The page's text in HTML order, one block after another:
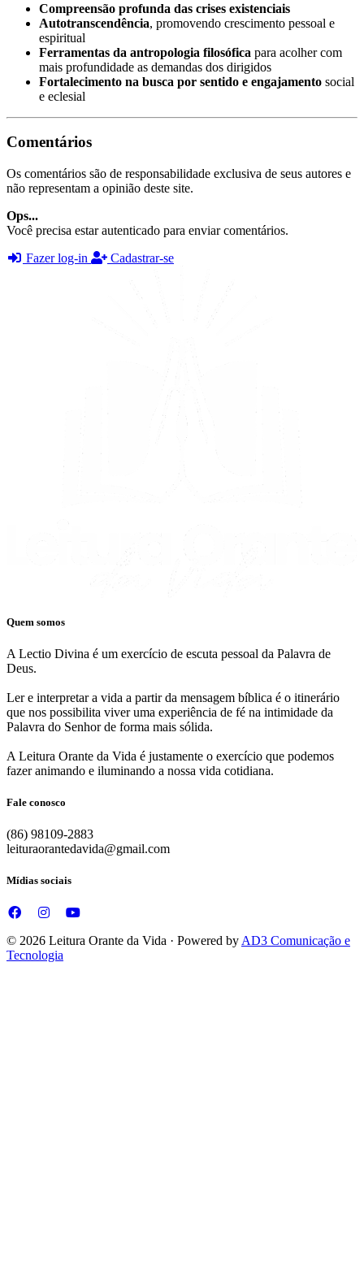
Compreensão profunda das crises existenciais
Autotranscendência, promovendo crescimento pessoal e
espiritual
Ferramentas da antropologia filosófica para acolher com
mais profundidade as demandas dos dirigidos
Fortalecimento na busca por sentido e engajamento social
e eclesial
Comentários
Os comentários são de responsabilidade exclusiva de seus autores e
não representam a opinião deste site.
Ops...
Você precisa estar autenticado para enviar comentários.
Fazer log-in
Cadastrar-se
Quem somos
A Lectio Divina é um exercício de escuta pessoal da Palavra de
Deus.
Ler e interpretar a vida a partir da mensagem bíblica é o itinerário
que nos possibilita viver uma experiência de fé na intimidade da
Palavra do Senhor de forma mais sólida.
A Leitura Orante da Vida é justamente o exercício que podemos
fazer animando e iluminando a nossa vida cotidiana.
Fale conosco
(86) 98109-2883
leituraorantedavida@gmail.com
Mídias sociais
© 2026 Leitura Orante da Vida · Powered by AD3 Comunicação e
Tecnologia